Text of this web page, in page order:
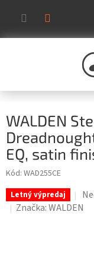
obsah
WALDEN
EQ, satin
Kód: WAD255CE
Letný výpredaj
Značka:WALDEN